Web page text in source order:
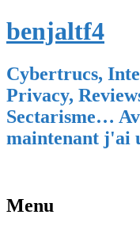
benjaltf4
Cybertrucs,
Privacy,
Sectarisme…
maintenant j'ai
Menu